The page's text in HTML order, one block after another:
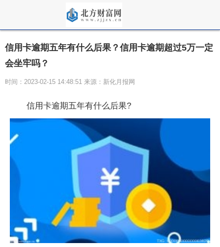
信用卡逾期五年有什么后果？信用卡逾期超过5万一定
会坐牢吗？
时间：2023-02-15 14:48:51 来源：新化月报网
信用卡逾期五年有什么后果?